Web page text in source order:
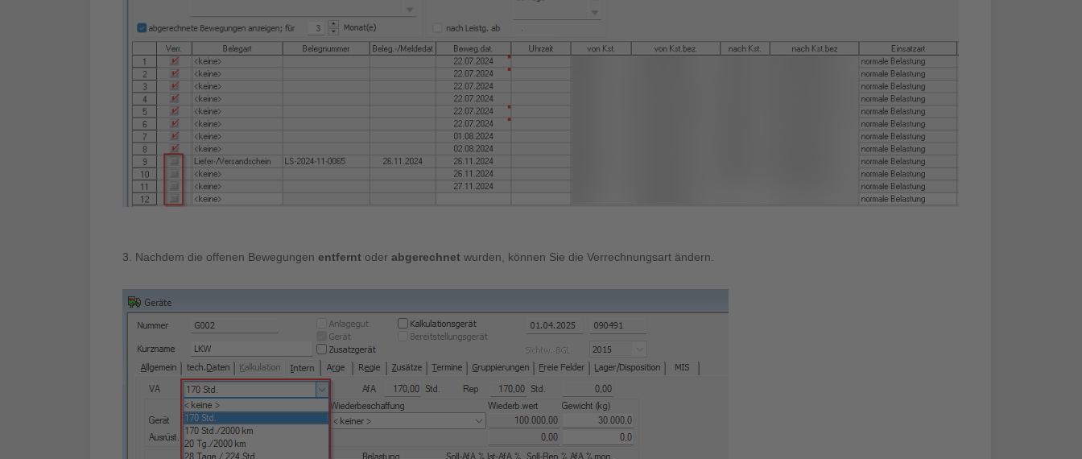
3. Nachdem die offenen Bewegungen entfernt oder abgerechnet wurden, können Sie die Verrechnungsart ändern.